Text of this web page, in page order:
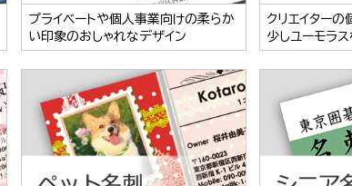
プライベートや個人事業向けの柔らか
い印象のおしゃれなデザイン
クリエイター
少しユーモラ